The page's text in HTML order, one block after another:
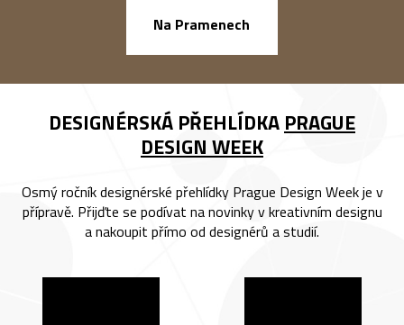
Na Pramenech
DESIGNÉRSKÁ PŘEHLÍDKA PRAGUE
DESIGN WEEK
Osmý ročník designérské přehlídky Prague Design Week je v
přípravě. Přijďte se podívat na novinky v kreativním designu
a nakoupit přímo od designérů a studií.